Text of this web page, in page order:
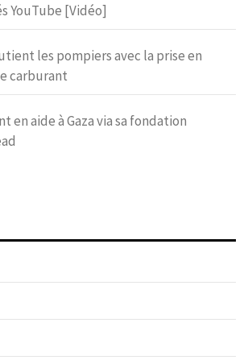
YouTube [Vidéo]
les pompiers avec la prise en
carburant
en aide à Gaza via sa fondation